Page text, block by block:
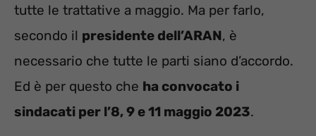
tutte le trattative a maggio. Ma per farlo,
secondo il presidente dell’ARAN, è
necessario che tutte le parti siano d’accordo.
Ed è per questo che ha convocato i
sindacati per l’8, 9 e 11 maggio 2023.